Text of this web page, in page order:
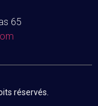
65
réservés.